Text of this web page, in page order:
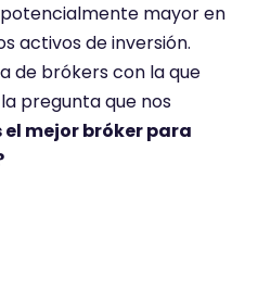
mayor en
activos de inversión.
de brókers con la que
pregunta que nos
el mejor bróker para